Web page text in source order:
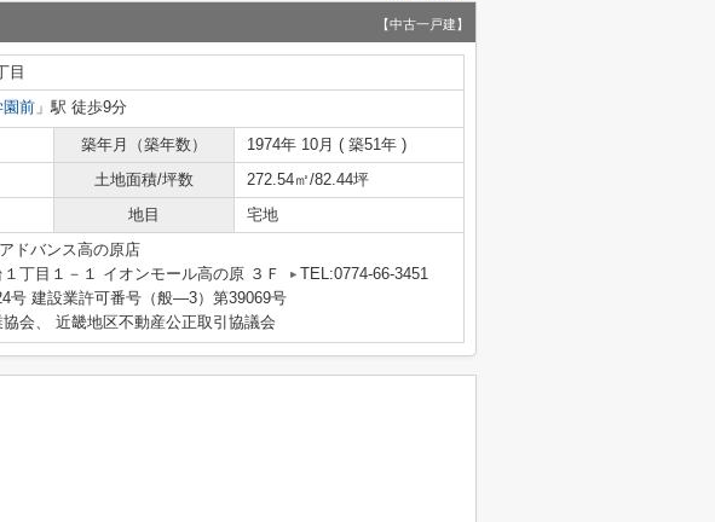
【中古一戸建】
目
園前 」駅 徒歩9分
築年月（築年数）
1974年 10月 ( 築51年 )
土地面積/坪数
272.54㎡/82.44坪
地目 宅地
ドバンス高の原店
丁目１－１ イオンモール高の原 ３Ｆ
TEL:0774-66-3451
号 建設業許可番号（般―3）第39069号
会、 近畿地区不動産公正取引協議会